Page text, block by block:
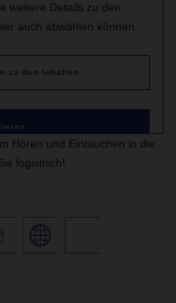
weitere Details zu den
auch abwählen können.
zu den Inhalten
Hören und Eintauchen in die
logistisch!